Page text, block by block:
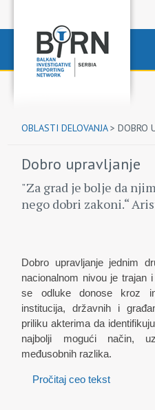
OBLASTI DELOVANJA>DOBRO
Dobro upravljanje
"Za grad je bolje da
nego dobri zakoni.“
Dobro upravljanje jednim
nacionalnom nivou je trajan
se odluke donose kroz
institucija, državnih i
priliku akterima da
najbolji mogući način,
međusobnih razlika.
Pročitaj ceo tekst